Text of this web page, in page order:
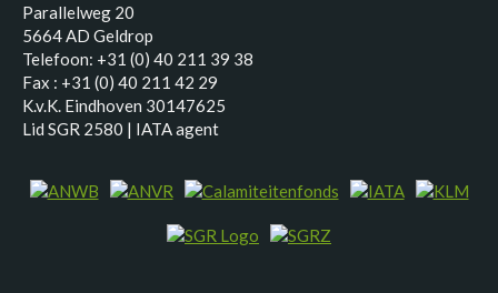
Parallelweg 20
5664 AD Geldrop
Telefoon: +31 (0) 40 211 39 38
Fax : +31 (0) 40 211 42 29
K.v.K. Eindhoven 30147625
Lid SGR 2580 | IATA agent